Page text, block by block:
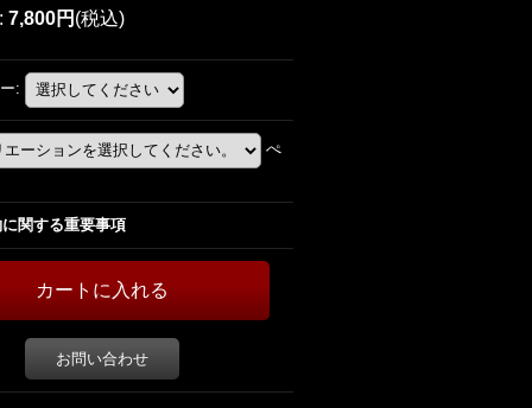
: 7,800円 (税込)
:
ぺ
関する重要事項
お問い合わせ